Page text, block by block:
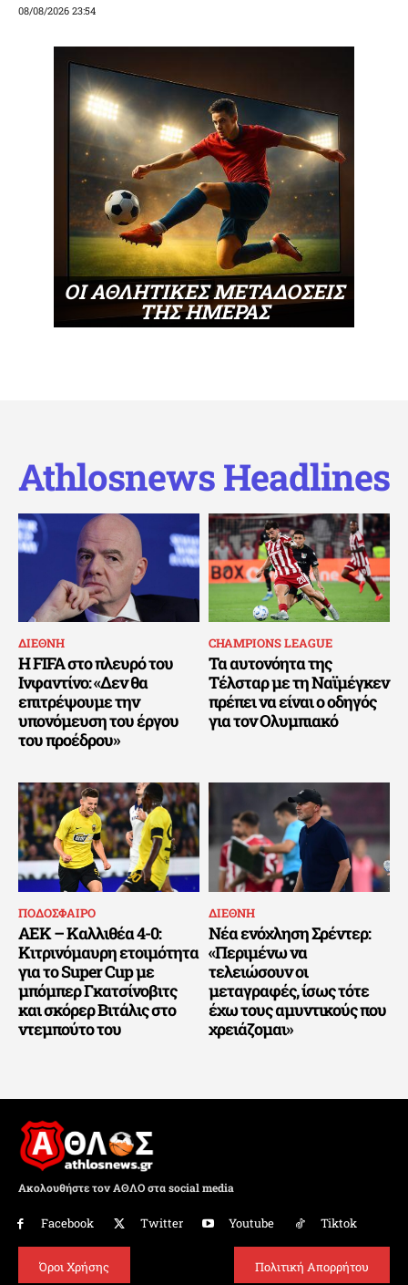
08/08/2026 23:54
ΟΙ ΑΘΛΗΤΙΚΕΣ ΜΕΤΑΔΟΣΕΙΣ
ΤΗΣ ΗΜΕΡΑΣ
Athlosnews Headlines
ΔΙΕΘΝΗ
Η FIFA στο πλευρό του
Ινφαντίνο: «Δεν θα
επιτρέψουμε την
υπονόμευση του έργου
του προέδρου»
CHAMPIONS LEAGUE
Τα αυτονόητα της
Τέλσταρ με τη Ναϊμέγκεν
πρέπει να είναι ο οδηγός
για τον Ολυμπιακό
ΠΟΔΟΣΦΑΙΡΟ
ΑΕΚ – Καλλιθέα 4-0:
Κιτρινόμαυρη ετοιμότητα
για το Super Cup με
μπόμπερ Γκατσίνοβιτς
και σκόρερ Βιτάλις στο
ντεμπούτο του
ΔΙΕΘΝΗ
Νέα ενόχληση Σρέντερ:
«Περιμένω να
τελειώσουν οι
μεταγραφές, ίσως τότε
έχω τους αμυντικούς που
χρειάζομαι»
Ακολουθήστε τον ΑΘΛΟ στα social media
Facebook Twitter Youtube Tiktok
Όροι Χρήσης Πολιτική Απορρήτου